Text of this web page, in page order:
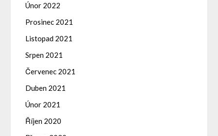
Únor 2022
Prosinec 2021
Listopad 2021
Srpen 2021
Červenec 2021
Duben 2021
Únor 2021
Říjen 2020